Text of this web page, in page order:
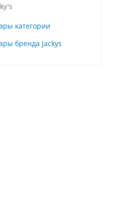
категории
бренда Jackys